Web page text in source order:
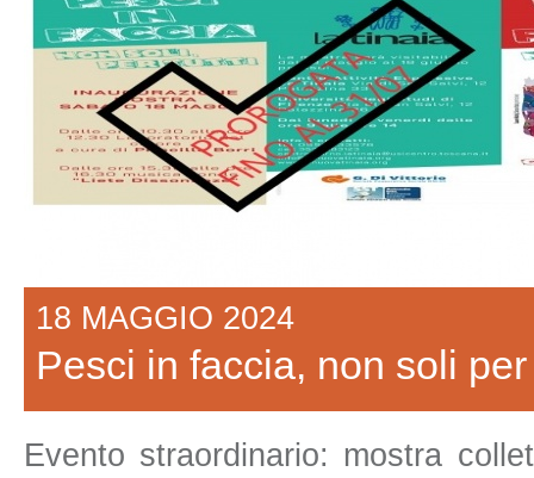
18 MAGGIO 2024
Pesci in faccia, non soli
Evento straordinario: mostra